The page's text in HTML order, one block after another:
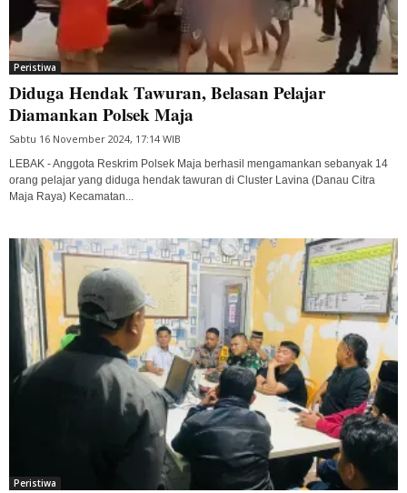
Peristiwa
Diduga Hendak Tawuran, Belasan Pelajar
Diamankan Polsek Maja
Sabtu 16 November 2024, 17:14 WIB
LEBAK - Anggota Reskrim Polsek Maja berhasil mengamankan sebanyak 14
orang pelajar yang diduga hendak tawuran di Cluster Lavina (Danau Citra
Maja Raya) Kecamatan...
Peristiwa